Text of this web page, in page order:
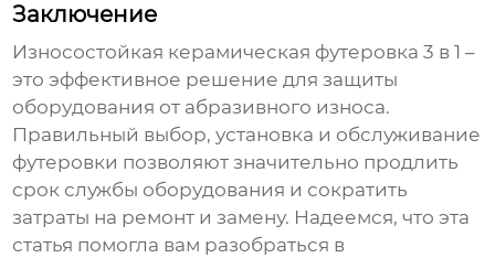
Заключение
Износостойкая керамическая футеровка 3 в 1 –
это эффективное решение для защиты
оборудования от абразивного износа.
Правильный выбор, установка и обслуживание
футеровки позволяют значительно продлить
срок службы оборудования и сократить
затраты на ремонт и замену. Надеемся, что эта
статья помогла вам разобраться в